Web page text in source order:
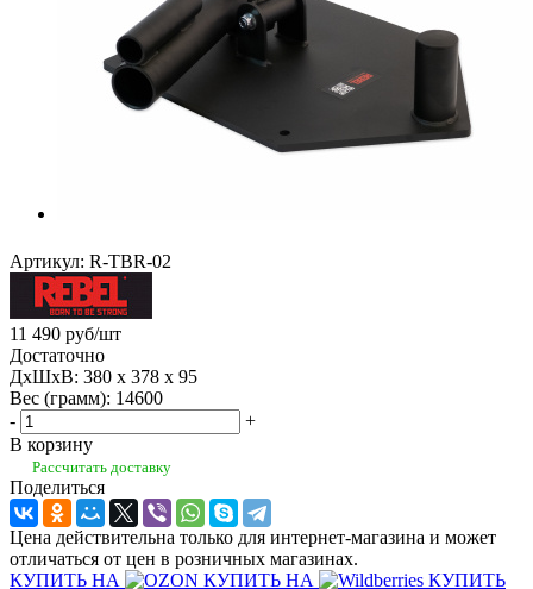
Артикул: R-TBR-02
11 490 руб/шт
Достаточно
ДхШхВ: 380 x 378 x 95
Вес (грамм): 14600
-
+
В корзину
Рассчитать доставку
Поделиться
Цена действительна только для интернет-магазина и может
отличаться от цен в розничных магазинах.
КУПИТЬ НА
КУПИТЬ НА КУПИТЬ